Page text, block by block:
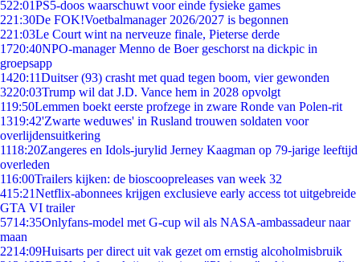
522:01PS5-doos waarschuwt voor einde fysieke games
221:30De FOK!Voetbalmanager 2026/2027 is begonnen
221:03Le Court wint na nerveuze finale, Pieterse derde
1720:40NPO-manager Menno de Boer geschorst na dickpic in
groepsapp
1420:11Duitser (93) crasht met quad tegen boom, vier gewonden
3220:03Trump wil dat J.D. Vance hem in 2028 opvolgt
119:50Lemmen boekt eerste profzege in zware Ronde van Polen-rit
1319:42'Zwarte weduwes' in Rusland trouwen soldaten voor
overlijdensuitkering
1118:20Zangeres en Idols-jurylid Jerney Kaagman op 79-jarige leeftijd
overleden
116:00Trailers kijken: de bioscoopreleases van week 32
415:21Netflix-abonnees krijgen exclusieve early access tot uitgebreide
GTA VI trailer
5714:35Onlyfans-model met G-cup wil als NASA-ambassadeur naar
maan
2214:09Huisarts per direct uit vak gezet om ernstig alcoholmisbruik